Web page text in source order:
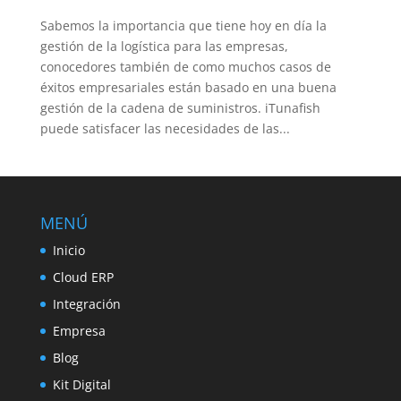
Sabemos la importancia que tiene hoy en día la
gestión de la logística para las empresas,
conocedores también de como muchos casos de
éxitos empresariales están basado en una buena
gestión de la cadena de suministros. iTunafish
puede satisfacer las necesidades de las...
MENÚ
Inicio
Cloud ERP
Integración
Empresa
Blog
Kit Digital